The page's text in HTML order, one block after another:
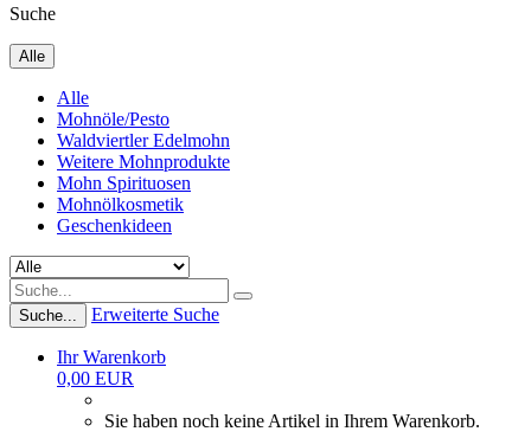
Suche
Alle
Alle
Mohnöle/Pesto
Waldviertler Edelmohn
Weitere Mohnprodukte
Mohn Spirituosen
Mohnölkosmetik
Geschenkideen
Suche... Erweiterte Suche
Ihr Warenkorb
0,00 EUR
Sie haben noch keine Artikel in Ihrem Warenkorb.